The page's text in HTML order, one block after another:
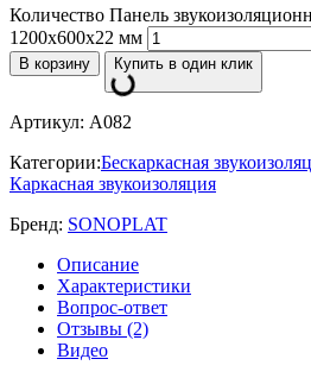
Количество Панель
1200х600х22 мм
В корзину Купить в один клик
Артикул: A082
Категории:Бескаркасная
Каркасная звукоизоляция
Бренд: SONOPLAT
Описание
Характеристики
Вопрос-ответ
Отзывы (2)
Видео